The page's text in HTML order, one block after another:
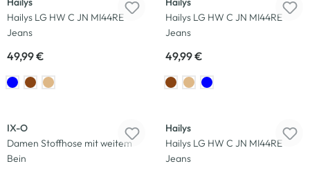
Hailys LG HW C JN MI44RE
Jeans
49,99 €
Hailys LG HW C JN MI44RE
Jeans
49,99 €
IX-O
Damen Stoffhose mit weitem
Bein
Hailys
Hailys LG HW C JN MI44RE
Jeans